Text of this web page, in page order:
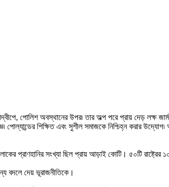
পোলিশ অবস্থানের উপর৷ তার অল্প পরে প্রায় দেড় লক্ষ
শিক্ষিত এবং সুশীল সমাজকে নিশ্চিহ্ন করার
প্রাণহানির সংখ্যা ছিল প্রায় আড়াই কোটি। ৫০টি রাষ্ট্রের
বদলে দেয় ভূরাজনীতিকে।